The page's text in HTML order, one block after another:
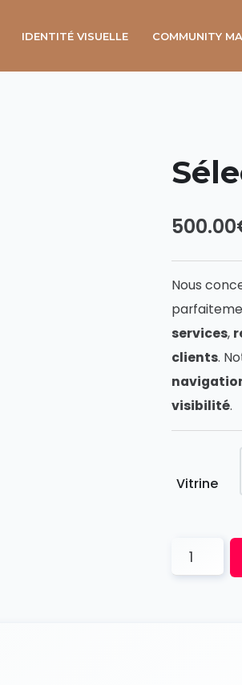
IDENTITÉ VISUELLE COMMUNITY
500.00
Nous
services,
clients.
visibilité.
Vitrine